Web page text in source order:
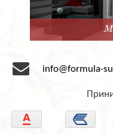
info@formula-